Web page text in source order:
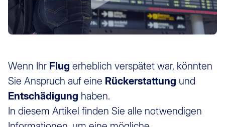
Wenn Ihr Flug erheblich verspätet war, könnten
Sie Anspruch auf eine Rückerstattung und
Entschädigung haben.
In diesem Artikel finden Sie alle notwendigen